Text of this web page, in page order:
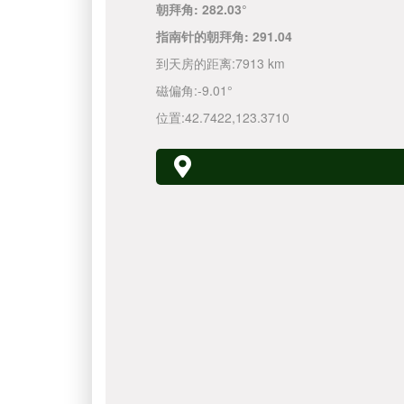
朝拜角: 282.03°
指南针的朝拜角: 291.04
到天房的距离:7913 km
磁偏角:-9.01°
位置:42.7422,123.3710